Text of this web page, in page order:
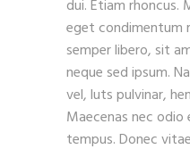
dui. Etiam rhoncus.
eget condimentum
semper libero, sit
neque sed ipsum.
vel, luts pulvinar,
Maecenas nec
tempus. Donec